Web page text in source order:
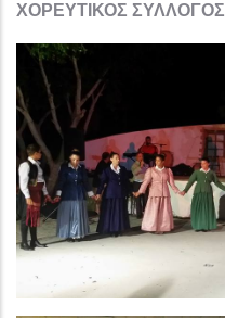
ΧΟΡΕΥΤΙΚΟΣ ΣΥΛΛΟΓΟΣ​